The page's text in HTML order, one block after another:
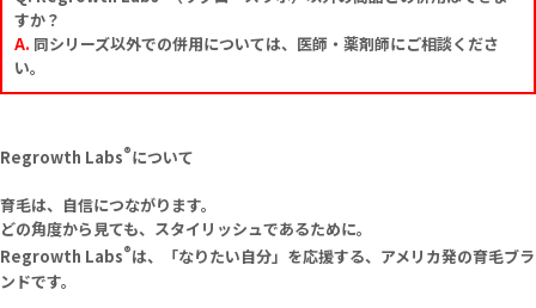
すか？
A. 同シリーズ以外での併用については、医師・薬剤師にご相談くださ
い。
Regrowth Labs®について
育毛は、自信につながります。
どの角度から見ても、スタイリッシュであるために。
Regrowth Labs®は、「なりたい自分」を応援する、アメリカ発の育毛ブラ
ンドです。